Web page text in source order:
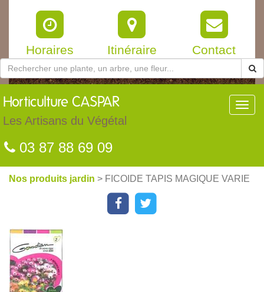
Horaires Itinéraire Contact
Horticulture CASPAR
Les Artisans du Végétal
03 87 88 69 09
Nos produits jardin > FICOIDE TAPIS MAGIQUE VARIE